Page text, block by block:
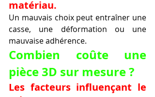
matériau.
Un mauvais choix peut entraîner une
casse, une déformation ou une
mauvaise adhérence.
Combien coûte une
pièce 3D sur mesure ?
Les facteurs influençant le